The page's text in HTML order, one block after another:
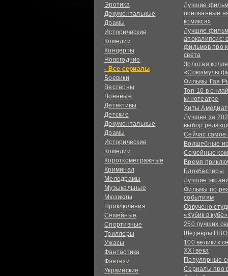
Эротика
Документальные
Драмы
Исторические
Комедии
Концерты
Новогодние
сериалы
Боевики
Вестерны
Военные
Детективы
Детские
Документальные
Драмы
Исторические
Комедии
Короткометражные
Криминал
Мелодрамы
Музыкальные
Мюзиклы
Приключения
Семейные
Спортивные
Триллеры
Ужасы
Фантастика
Фэнтези
Украинcкие
Лучшие
основанные
комиксах
Лучшие
апокалипсис:
фильмов про
света
Золотая
Фильмы Гая
Топ-10 в
кинотеатре
Хиты
Лучшее за
выбор
Сейчас самое
Волшебные
Семейные
Время
Блокбастеры
Лучшие
Фильмы по
событиям
Озвучено
«Кубик в кубе»
250 лучших
Шедевры HBO
100 великих
XXI века
Популярные
Сериалы про